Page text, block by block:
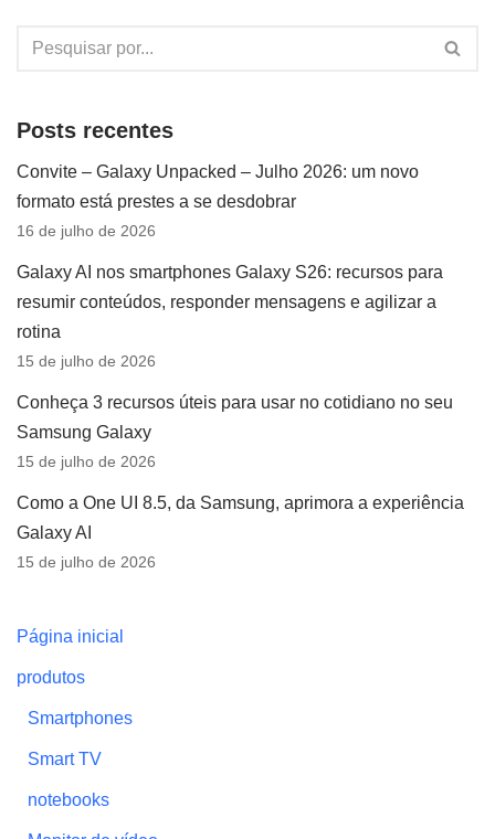
Posts recentes
Convite – Galaxy Unpacked – Julho 2026: um novo
formato está prestes a se desdobrar
16 de julho de 2026
Galaxy AI nos smartphones Galaxy S26: recursos para
resumir conteúdos, responder mensagens e agilizar a
rotina
15 de julho de 2026
Conheça 3 recursos úteis para usar no cotidiano no seu
Samsung Galaxy
15 de julho de 2026
Como a One UI 8.5, da Samsung, aprimora a experiência
Galaxy AI
15 de julho de 2026
Página inicial
produtos
Smartphones
Smart TV
notebooks